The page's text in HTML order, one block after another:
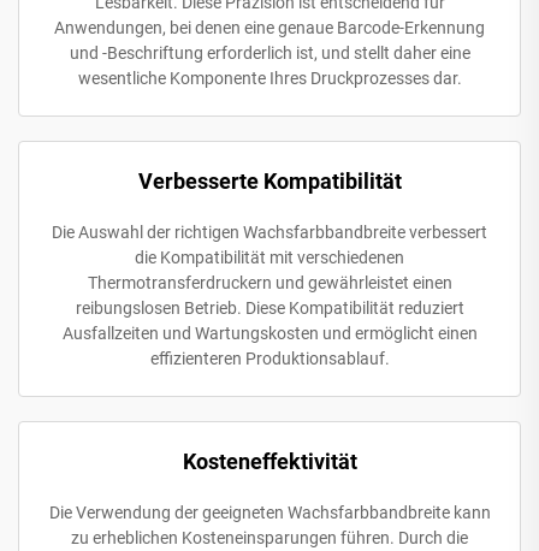
Anwendungen, bei denen eine genaue Barcode-Erkennung
und -Beschriftung erforderlich ist, und stellt daher eine
wesentliche Komponente Ihres Druckprozesses dar.
Verbesserte Kompatibilität
Die Auswahl der richtigen Wachsfarbbandbreite verbessert
die Kompatibilität mit verschiedenen
Thermotransferdruckern und gewährleistet einen
reibungslosen Betrieb. Diese Kompatibilität reduziert
Ausfallzeiten und Wartungskosten und ermöglicht einen
effizienteren Produktionsablauf.
Kosteneffektivität
Die Verwendung der geeigneten Wachsfarbbandbreite kann
zu erheblichen Kosteneinsparungen führen. Durch die